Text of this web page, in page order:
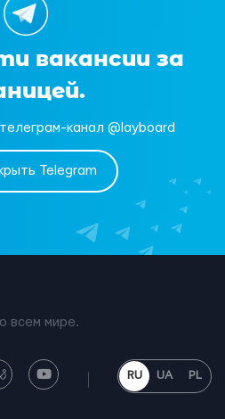
вакансии за
канал @layboard
Telegram
всем мире.
RU UA PL